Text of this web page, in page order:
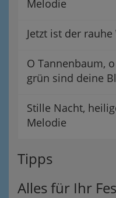
Melodie
Jetzt ist der
O Tannenbaum,
grün sind deine
Stille Nacht,
Melodie
Tipps
Alles für Ihr